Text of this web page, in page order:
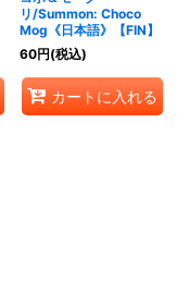
リ/Summon: Choco
Mog《日本語》【FIN】
60円(税込)
カートに入れる